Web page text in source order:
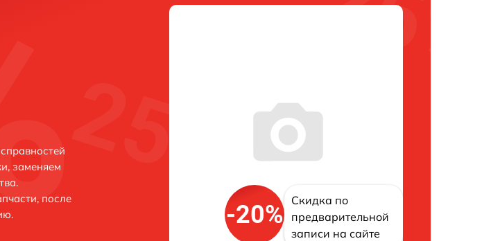
заменяем
после
-20%
Скидка по
предварительной
записи на сайте